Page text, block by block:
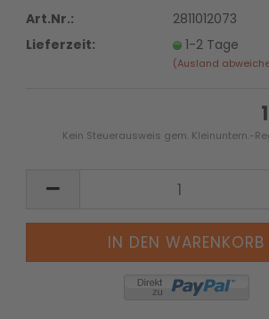
Passwort vergessen?
Art.Nr.:
2811012073
Lieferzeit:
1-2 Tage
(Ausland
Kein Steuerausweis gem. Kleinuntern.-